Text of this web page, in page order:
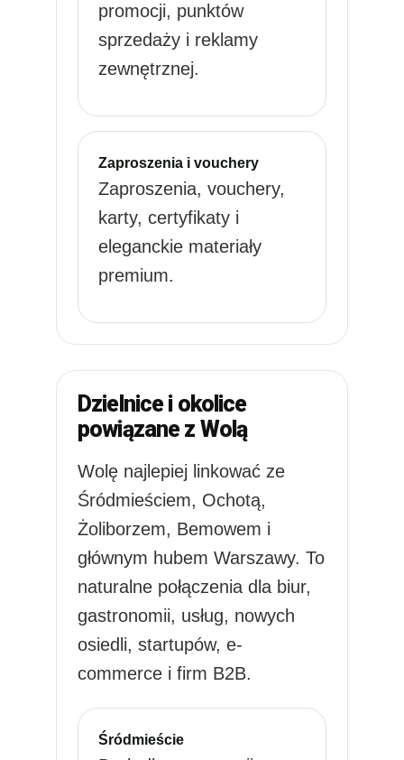
promocji, punktów
sprzedaży i reklamy
zewnętrznej.
Zaproszenia i vouchery
Zaproszenia, vouchery,
karty, certyfikaty i
eleganckie materiały
premium.
Dzielnice i okolice
powiązane z Wolą
Wolę najlepiej linkować ze
Śródmieściem, Ochotą,
Żoliborzem, Bemowem i
głównym hubem Warszawy. To
naturalne połączenia dla biur,
gastronomii, usług, nowych
osiedli, startupów, e-
commerce i firm B2B.
Śródmieście